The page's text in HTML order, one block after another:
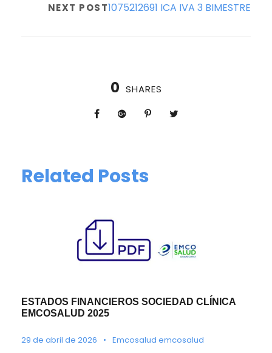
NEXT POST1075212691 ICA IVA 3 BIMESTRE
0 SHARES
Related Posts
ESTADOS FINANCIEROS SOCIEDAD CLÍNICA
EMCOSALUD 2025
29 de abril de 2026 • Emcosalud emcosalud